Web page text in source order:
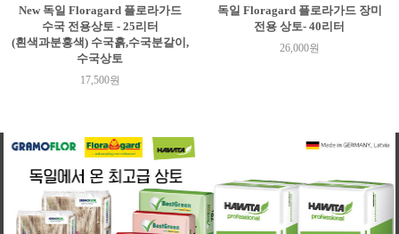
New 독일 Floragard 플로라가드
수국 전용상토 - 25리터
(흰색과분홍색) 수국흙,수국분갈이,
수국상토
17,500원
독일 Floragard 플로라가드 장미
전용 상토- 40리터
26,000원